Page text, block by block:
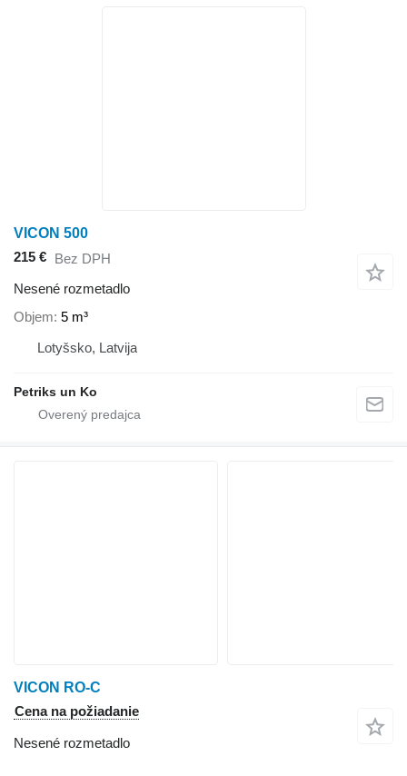
VICON 500
215 € Bez DPH
Nesené rozmetadlo
Objem 5 m³
Lotyšsko, Latvija
Petriks un Ko
VICON RO-C
Cena na požiadanie
Nesené rozmetadlo